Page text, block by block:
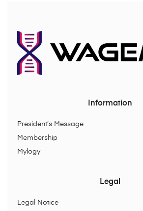
Information
President’s Message
Membership
Mylogy
Legal
Legal Notice